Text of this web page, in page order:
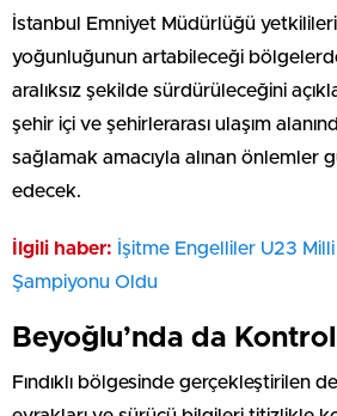
İstanbul Emniyet Müdürlüğü
yoğunluğunun artabileceği
aralıksız şekilde sürdürüleceğini
şehir içi ve şehirlerarası ulaşım
sağlamak amacıyla alınan önlemler
edecek.
İlgili haber: İşitme Engelliler U23 Milli
Şampiyonu Oldu
Beyoğlu’nda da
Fındıklı bölgesinde gerçekleştirilen